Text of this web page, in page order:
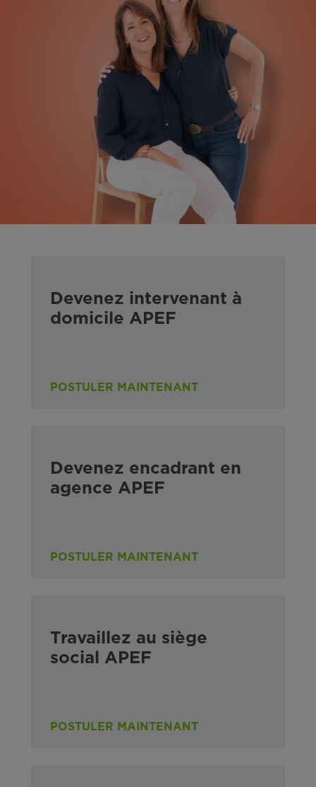
Devenez intervenant à
domicile APEF
POSTULER MAINTENANT
Devenez encadrant en
agence APEF
POSTULER MAINTENANT
Travaillez au siège
social APEF
POSTULER MAINTENANT